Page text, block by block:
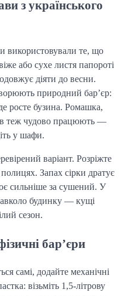
з українського
використовували те, що
або сухе листя папороті
діяти до весни.
природний бар’єр:
росте бузина. Ромашка,
теж чудово працюють —
у шафи.
варіант. Розріжте
полицях. Запах сірки дратує
сильніше за сушений. У
будинку — кущі
сезон.
бар’єри
самі, додайте механічні
візьміть 1,5-літрову